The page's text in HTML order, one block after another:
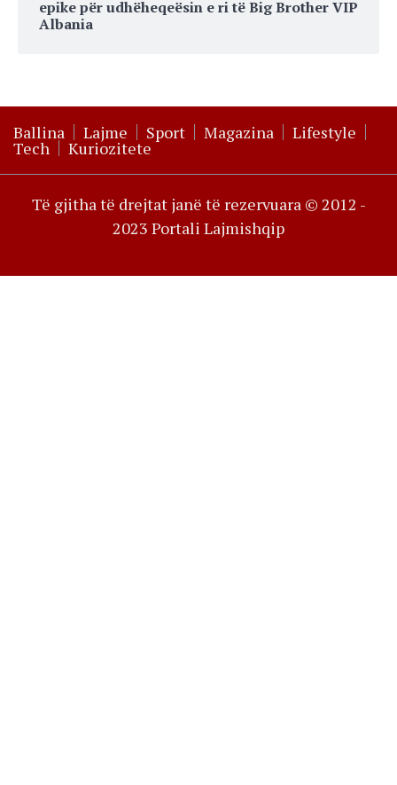
epike për udhëheqeësin e ri të Big Brother VIP
Albania
Ballina Lajme Sport Magazina Lifestyle
Tech Kuriozitete
Të gjitha të drejtat janë të rezervuara © 2012 -
2023 Portali Lajmishqip